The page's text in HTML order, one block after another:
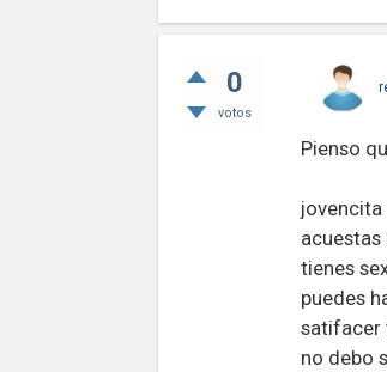
0
votos
Pienso
jovencita
acuestas
tienes
puedes
no debo